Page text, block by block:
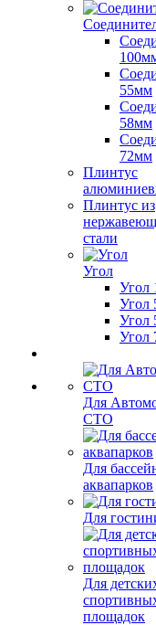
55мм
58мм
72мм
Плинтус
Плинтус из
стали
Угол
Угол
Угол
Угол
Угол
Для
СТО
Для
аквапарков
Для
Для
площадок